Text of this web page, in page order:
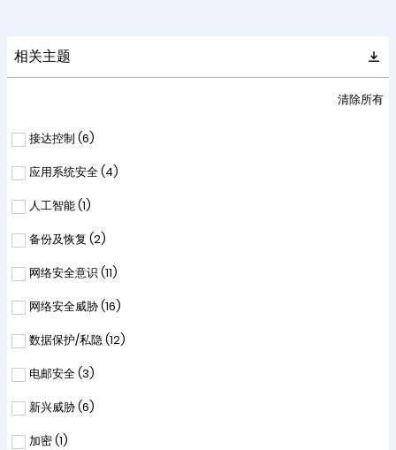
相关主题
清除所有
接达控制 (6)
应用系统安全 (4)
人工智能 (1)
备份及恢复 (2)
网络安全意识 (11)
网络安全威胁 (16)
数据保护/私隐 (12)
电邮安全 (3)
新兴威胁 (6)
加密 (1)